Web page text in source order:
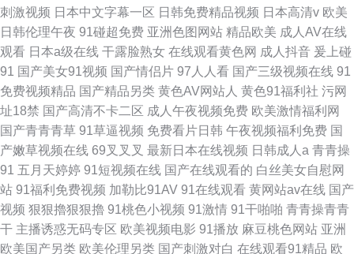
刺激视频 日本中文字幕一区 日韩免费精品视频 日本高清v 欧美
日韩伦理午夜 91碰超免费 亚洲色图网站 精品欧美 成人AV在线
观看 日本a级在线 干露脸熟女 在线观看黄色网 成人抖音 爰上碰
91 国产美女91视频 国产情侣片 97人人看 国产三级视频在线 91
免费视频精品 国产精品另类 黄色AV网站人 黄色91福利社 污网
址18禁 国产高清不卡二区 成人午夜视频免费 欧美激情福利网
国产青青青草 91草逼视频 免费看片日韩 午夜视频福利免费 国
产嫩草视频在线 69叉叉叉 最新日本在线视频 日韩成人a 青青操
91 五月天婷婷 91短视频在线 国产在线观看的 白丝美女自慰网
站 91福利免费视频 加勒比91AV 91在线观看 黄网站av在线 国产
视频 狠狠擼狠狠擼 91桃色小视频 91激情 91干啪啪 青青操青青
干 主播诱惑无码专区 欧美视频电影 91播放 麻豆桃色网站 亚洲
欧美国产另类 欧美伦理另类 国产刺激对白 在线观看91精品 欧